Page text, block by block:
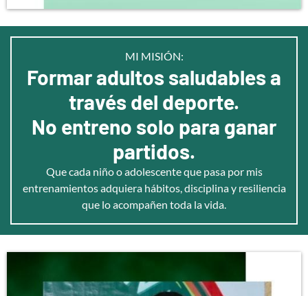
MI MISIÓN:
Formar adultos saludables a
través del deporte.
No entreno solo para ganar
partidos.
Que cada niño o adolescente que pasa por mis
entrenamientos adquiera hábitos, disciplina y resiliencia
que lo acompañen toda la vida.